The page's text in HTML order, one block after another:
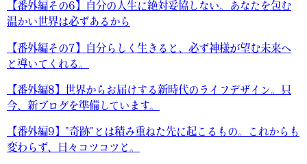
【番外編その6】自分の人生に絶対妥協しない。あなたを包む
温かい世界は必ずあるから
【番外編その7】自分らしく生きると、必ず神様が望む未来へ
と導いてくれる。
【番外編8】世界からお届けする新時代のライフデザイン。只
今、新ブログを準備しています。
【番外編9】”奇跡”とは積み重ねた先に起こるもの。これからも
変わらず、日々コツコツと。